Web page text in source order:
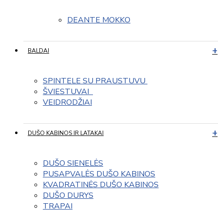
DEANTE MOKKO
BALDAI
SPINTELE SU PRAUSTUVU
ŠVIESTUVAI
VEIDRODŽIAI
DUŠO KABINOS IR LATAKAI
DUŠO SIENELĖS
PUSAPVALĖS DUŠO KABINOS
KVADRATINĖS DUŠO KABINOS
DUŠO DURYS
TRAPAI